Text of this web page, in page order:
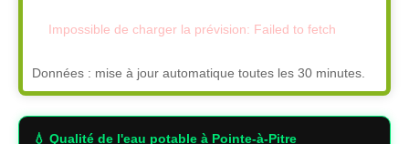
Impossible de charger la prévision: Failed to fetch
Données : mise à jour automatique toutes les 30 minutes.
💧 Qualité de l'eau potable à Pointe-à-Pitre